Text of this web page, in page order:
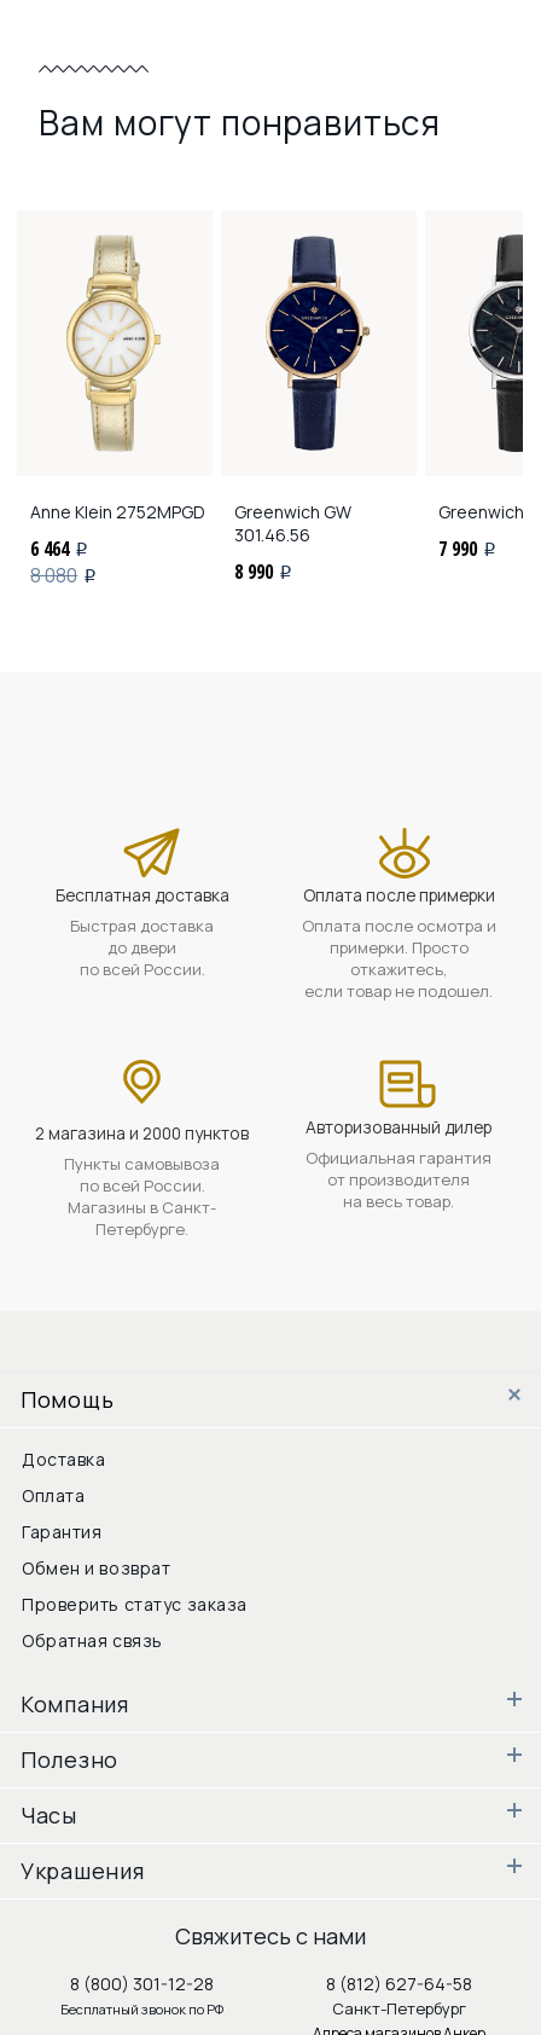
Вам могут понравиться
Anne Klein 2752MPGD
6 464 i
8 080 i
Greenwich GW
301.46.56
8 990 i
Greenwich
7 990 i
Бесплатная доставка
Быстрая доставка
до двери
по всей России.
Оплата после примерки
Оплата после осмотра и
примерки. Просто
откажитесь,
если товар не подошел.
2 магазина и 2000 пунктов
Пункты самовывоза
по всей России.
Магазины в Санкт-
Петербурге.
Авторизованный дилер
Официальная гарантия
от производителя
на весь товар.
Помощь
Доставка
Оплата
Гарантия
Обмен и возврат
Проверить статус заказа
Обратная связь
Компания
Полезно
Часы
Украшения
Свяжитесь с нами
8 (800) 301-12-28
Бесплатный звонок по РФ
8 (812) 627-64-58
Санкт-Петербург